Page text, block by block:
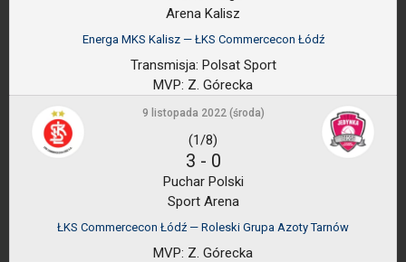
Arena Kalisz
Energa MKS Kalisz — ŁKS Commercecon Łódź
Transmisja: Polsat Sport
MVP: Z. Górecka
9 listopada 2022 (środa)
(1/8)
3 - 0
Puchar Polski
Sport Arena
ŁKS Commercecon Łódź — Roleski Grupa Azoty Tarnów
MVP: Z. Górecka